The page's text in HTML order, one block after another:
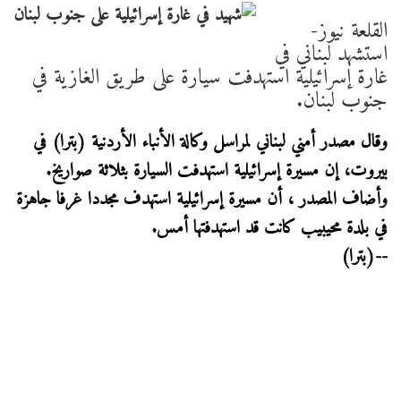
القلعة نيوز-
استشهد لبناني في
غارة إسرائيلية استهدفت سيارة على طريق الغازية في
جنوب لبنان.
وقال مصدر أمني لبناني لمراسل وكالة الأنباء الأردنية (بترا) في
بيروت، إن مسيرة إسرائيلية استهدفت السيارة بثلاثة صواريخ.
وأضاف المصدر ، أن مسيرة إسرائيلية استهدف مجددا غرفا جاهزة
في بلدة محيبيب كانت قد استهدفتها أمس.
--(بترا)